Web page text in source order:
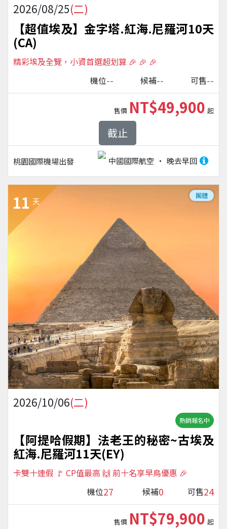
2026/08/25(二)
【超值埃及】金字塔.紅海.尼羅河10天
(CA)
精彩埃及全覽，小資首選超划算 🎉 🎉 🎉
機位-- 候補-- 可售--
桃園國際機場出發 中國國際航空 晚去早回
售價 NT$49,900 起
截止
11 天
團體
2026/10/06(二)
熱銷報名中
【阿提哈假期】法老王的秘密~古埃及
紅海.尼羅河11天(EY)
卡雙十連假 🚩 CP值最高 🙌 前十名享早鳥優惠 🎉
機位27 候補0 可售24
售價 NT$79,900 起